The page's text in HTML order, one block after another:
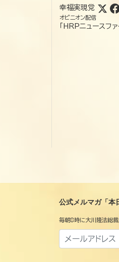
幸福実現党
オピニオン配信
「HRPニュースファ
公式メルマガ「本
毎朝8時に大川隆法総裁